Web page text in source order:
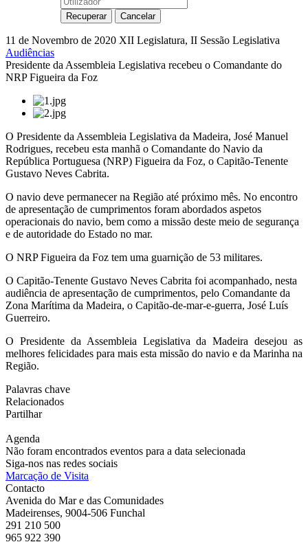
11 de Novembro de 2020 XII Legislatura, II Sessão Legislativa
Audiências
Presidente da Assembleia Legislativa recebeu o Comandante do
NRP Figueira da Foz
O Presidente da Assembleia Legislativa da Madeira, José Manuel
Rodrigues, recebeu esta manhã o Comandante do Navio da
República Portuguesa (NRP) Figueira da Foz, o Capitão-Tenente
Gustavo Neves Cabrita.
O navio deve permanecer na Região até próximo mês. No encontro
de apresentação de cumprimentos foram abordados aspetos
operacionais do navio, bem como a missão deste meio de segurança
e de autoridade do Estado no mar.
O NRP Figueira da Foz tem uma guarnição de 53 militares.
O Capitão-Tenente Gustavo Neves Cabrita foi acompanhado, nesta
audiência de apresentação de cumprimentos, pelo Comandante da
Zona Marítima da Madeira, o Capitão-de-mar-e-guerra, José Luís
Guerreiro.
O Presidente da Assembleia Legislativa da Madeira desejou as
melhores felicidades para mais esta missão do navio e da Marinha na
Região.
Palavras chave
Relacionados
Partilhar
Agenda
Não foram encontrados eventos para a data selecionada
Siga-nos nas redes sociais
Marcação de Visita
Contacto
Avenida do Mar e das Comunidades
Madeirenses, 9004-506 Funchal
291 210 500
965 922 390